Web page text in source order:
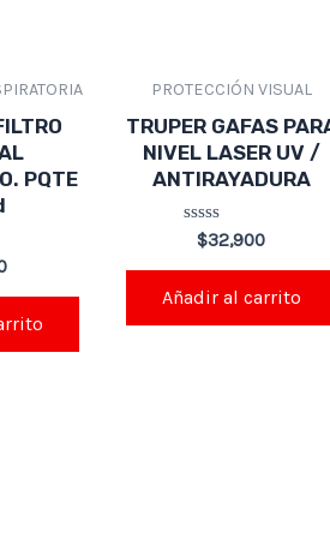
PQTE
PROTECCIÓN VISUAL
TRUPER GAFAS
NIVEL LASER UV /
ANTIRAYADURA
Valorado
en
0
de
5
$32,900
Añadir al carrito